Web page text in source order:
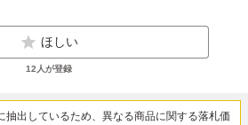
ほしい
12 人が登録
抽出しているため、異なる商品に関する落札価